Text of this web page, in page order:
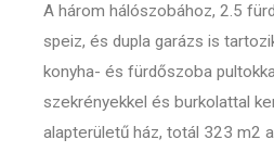
A három hálószobához, 2.5
speiz, és dupla garázs is
konyha- és fürdőszoba
szekrényekkel és burkolattal
alapterületű ház, totál 323 m2